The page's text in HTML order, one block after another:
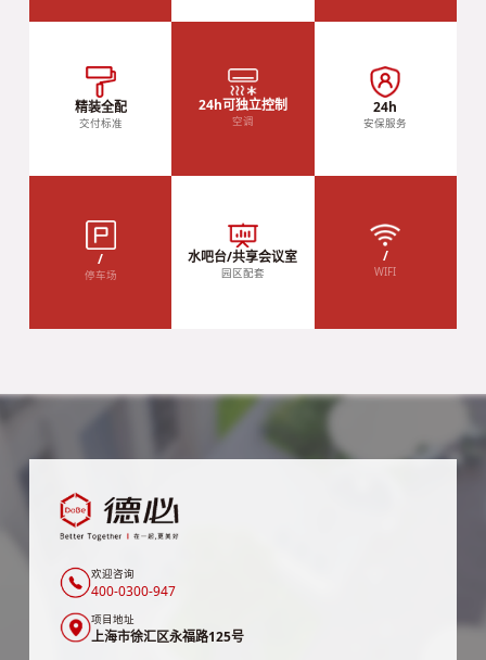
精装全配
交付标准
24h可独立控制
空调
24h
安保服务
/
停车场
水吧台/共享会议室
园区配套
/
WIFI
欢迎咨询
400-0300-947
项目地址
上海市徐汇区永福路125号